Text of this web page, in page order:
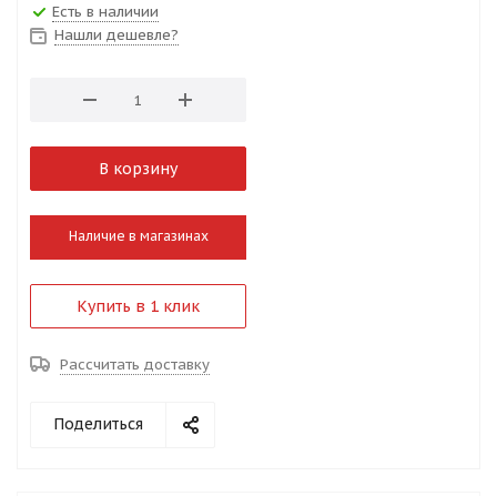
Есть в наличии
Нашли дешевле?
В корзину
Наличие в магазинах
Купить в 1 клик
Рассчитать доставку
Поделиться